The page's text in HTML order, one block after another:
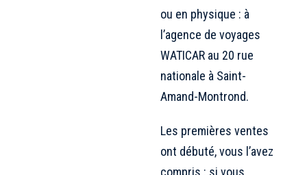
ou en physique : à
l’agence de voyages
WATICAR au 20 rue
nationale à Saint-
Amand-Montrond.
Les premières ventes
ont débuté, vous l’avez
compris : si vous